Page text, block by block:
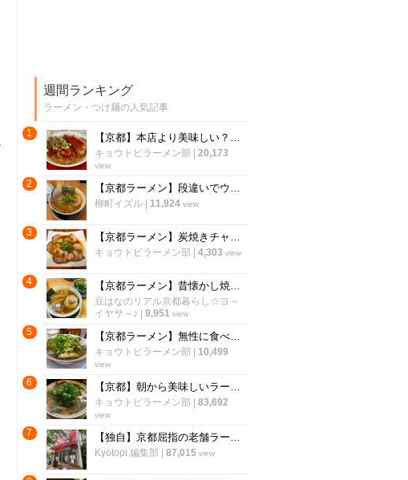
週間ランキング
ラーメン・つけ麺の人気記事
1 【京都】本店より美味しい？！ 43年愛された「天下一品 五条桂店」が閉店へ
キョウトピラーメン部 20,173
view
2 【京都ラーメン】段違いでウマい豚骨醤油！太鼓判の人気店「ラーメン てんぐ 常盤店」
柳町イズル| 11,924 view
3 【京都ラーメン】炭焼きチャーシューの衝撃！名店の系譜を継ぐ実力店「麺屋 大ちゃん」
キョウトピラーメン部 4,303 view
4 【京都ラーメン】昔懐かし焼豚＆後乗せ青ネギ！太秦映画村スグの人気店「ラーメンてんぐ」
豆はなのリアル京都暮らし☆ヨ～
イヤサ～♪
9,951 view
5 【京都ラーメン】無性に食べたくなる老舗の一杯！限定メニューあり「新福菜館 天神川店」
キョウトピラーメン部 10,499
view
6 【京都】朝から美味しいラーメンが食べたい！“朝ラー”できるラーメン店【まとめ】
キョウトピラーメン部 83,692
view
7 【独自】京都屈指の老舗ラーメン店「ますたに 北白川本店」が7月で無期限休業へ
Kyotopi 編集部 87,015 view